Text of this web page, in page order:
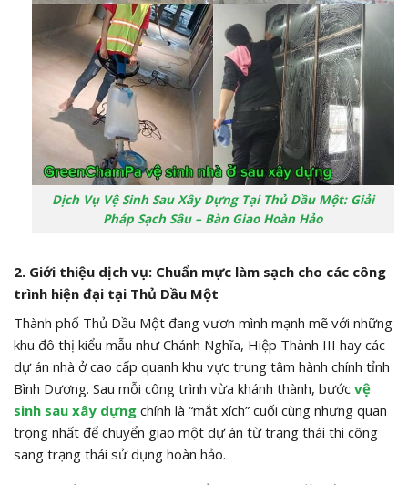
Dịch Vụ Vệ Sinh Sau Xây Dựng Tại Thủ Dầu Một: Giải
Pháp Sạch Sâu – Bàn Giao Hoàn Hảo
2. Giới thiệu dịch vụ: Chuẩn mực làm sạch cho các công
trình hiện đại tại Thủ Dầu Một
Thành phố Thủ Dầu Một đang vươn mình mạnh mẽ với những
khu đô thị kiểu mẫu như Chánh Nghĩa, Hiệp Thành III hay các
dự án nhà ở cao cấp quanh khu vực trung tâm hành chính tỉnh
Bình Dương. Sau mỗi công trình vừa khánh thành, bước vệ
sinh sau xây dựng chính là “mắt xích” cuối cùng nhưng quan
trọng nhất để chuyển giao một dự án từ trạng thái thi công
sang trạng thái sử dụng hoàn hảo.